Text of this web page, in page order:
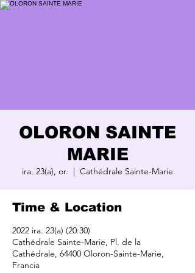
OLORON SAINTE
MARIE
ira. 23(a), or.
  |
Cathédrale Sainte-Marie
Time & Location
2022 ira. 23(a) (20:30)
Cathédrale Sainte-Marie, Pl. de la
Cathédrale, 64400 Oloron-Sainte-Marie,
Francia